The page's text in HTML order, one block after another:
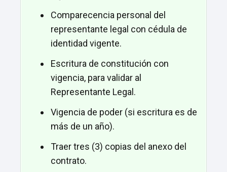
Comparecencia personal del
representante legal con cédula de
identidad vigente.
Escritura de constitución con
vigencia, para validar al
Representante Legal.
Vigencia de poder (si escritura es de
más de un año).
Traer tres (3) copias del anexo del
contrato.